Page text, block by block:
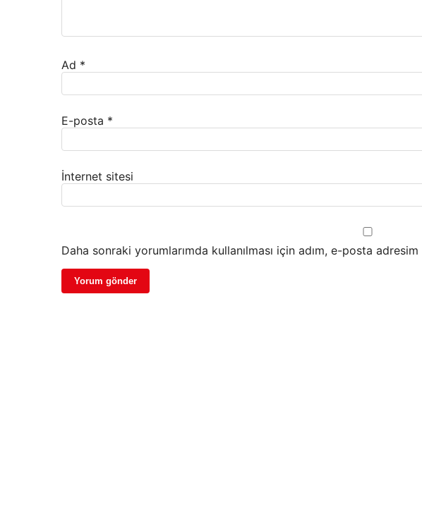
Ad *
E-posta *
İnternet sitesi
Daha sonraki yorumlarımda kullanılması için adım, e-posta